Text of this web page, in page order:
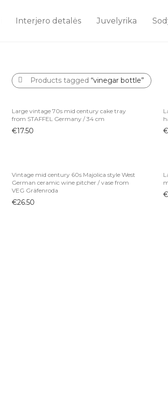
Interjero detalės Juvelyrika
Products tagged “vinegar bottle”
Large vintage 70s mid century cake tray
from STAFFEL Germany / 34 cm
€17.50 €
Vintage mid century 60s Majolica style West
German ceramic wine pitcher / vase from
VEG Gräfenroda
€26.50
€